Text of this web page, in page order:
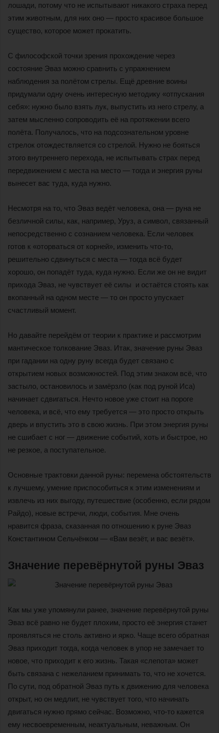
лошади, потому что не испытывают никакого страха перед
этим животным, для них оно — просто красивое большое
существо, которое может прокатить.
С философской точки зрения прохождение через
состояние Эваз можно сравнить с упражнением
наблюдения за полётом стрелы. Ещё древние воины
придумали одну очень интересную методику «отпускания
себя»: нужно было взять лук, выпустить из него стрелу, а
затем мысленно сопроводить её на протяжении всего
полёта. Получалось, что на подсознательном уровне
стрелок отождествляется со стрелой. Нужно не бояться
этого внутреннего перехода, не испытывать страх перед
передвижением с места на место — тогда и энергия руны
вынесет вас туда, куда нужно.
Несмотря на то, что Эваз ведёт человека, она — руна не
безличной силы, как, например, Уруз, а символ, связанный
непосредственно с сознанием человека. Если человек
готов к «оторваться от корней», изменить что-то,
решительно сдвинуться с места — тогда всё будет
хорошо, он попадёт туда, куда нужно. Если же он не видит
прихода Эваз, не чувствует её силы и остаётся стоять как
вкопанный на одном месте — то он просто упускает
счастливый момент.
Но давайте перейдём от теории к практике и рассмотрим
мантическое толкование Эваз. Итак, значение руны Эваз
при гадании на одну руну всегда будет связано с
открытием новых возможностей. Под этим знаком всё, что
застыло, остановилось и замёрзло (как под руной Иса)
начинает сдвигаться. Нечто новое уже стоит на пороге
человека, и всё, что ему требуется — это просто открыть
дверь и впустить это в свою жизнь. При этом энергия руны
не сшибает с ног — движение событий, хоть и быстрое, но
не резкое, а поступательное.
Основные трактовки данной руны: перемена обстоятельств
к лучшему, умение приспособиться к этим изменениям и
извлечь из них выгоду, путешествие (особенно, если рядом
Райдо), новые встречи, люди, события. Мне очень
нравится фраза, сказанная по отношению к руне Эваз
Константином Сельчёнком — «Вам везёт, и вас везёт».
Значение перевёрнутой руны Эваз
Как мы уже упомянули ранее, значение перевёрнутой руны
Эваз всё равно не будет плохим, просто её энергия станет
проявляться не столь активно и ярко. Чаще всего обратная
Эваз приходит тогда, когда человек в упор не замечает то
новое, что приходит к его жизнь. Такая «слепота» может
быть связана с нежеланием принимать то, что не хочется.
По сути, под обратной Эваз путь к движению для человека
открыт, но он медлит, не чувствует того, что начинать
двигаться нужно прямо сейчас. Возможно, что-то кажется
ему несвоевременным, неактуальным, неважным. Он